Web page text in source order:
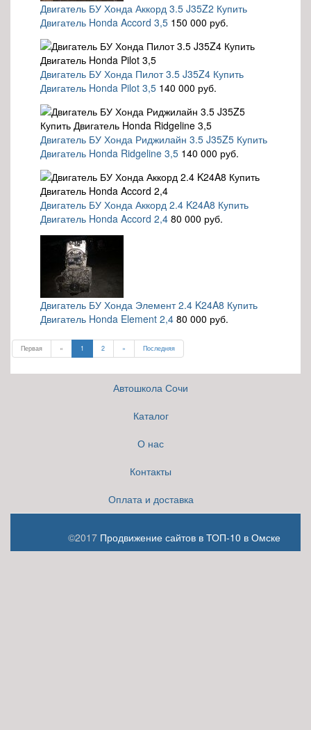
Двигатель БУ Хонда Аккорд 3.5 J35Z2 Купить
Двигатель Honda Accord 3,5 150 000 руб.
Двигатель БУ Хонда Пилот 3.5 J35Z4 Купить
Двигатель Honda Pilot 3,5 140 000 руб.
Двигатель БУ Хонда Риджилайн 3.5 J35Z5 Купить
Двигатель Honda Ridgeline 3,5 140 000 руб.
Двигатель БУ Хонда Аккорд 2.4 K24A8 Купить
Двигатель Honda Accord 2,4 80 000 руб.
Двигатель БУ Хонда Элемент 2.4 K24A8 Купить
Двигатель Honda Element 2,4 80 000 руб.
Первая « 1 2 » Последняя
Автошкола Сочи
Каталог
О нас
Контакты
Оплата и доставка
©2017 Продвижение сайтов в ТОП-10 в Омске